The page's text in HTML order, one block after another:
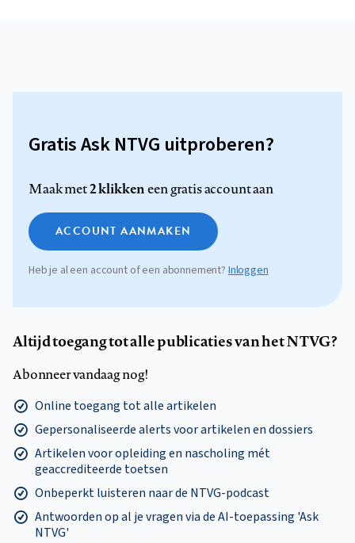
Gratis Ask NTVG uitproberen?
Maak met2 klikkeneen gratis account aan
ACCOUNT AANMAKEN
Heb je al een account of een abonnement?Inloggen
Altijd toegang tot alle publicaties van het NTVG?
Abonneer vandaag nog!
Online toegang tot alle artikelen
Gepersonaliseerde alerts voor artikelen en dossiers
Artikelen voor opleiding en nascholing mét
geaccrediteerde toetsen
Onbeperkt luisteren naar de NTVG-podcast
Antwoorden op al je vragen via de AI-toepassing 'Ask
NTVG'